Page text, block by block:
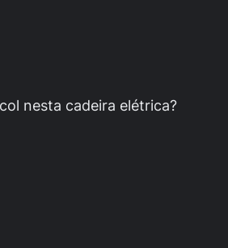
nesta cadeira elétrica?